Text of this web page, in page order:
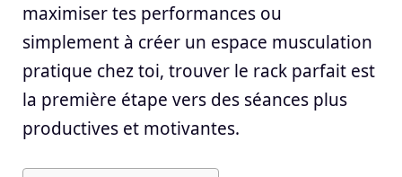
maximiser tes performances ou
simplement à créer un espace musculation
pratique chez toi, trouver le rack parfait est
la première étape vers des séances plus
productives et motivantes.